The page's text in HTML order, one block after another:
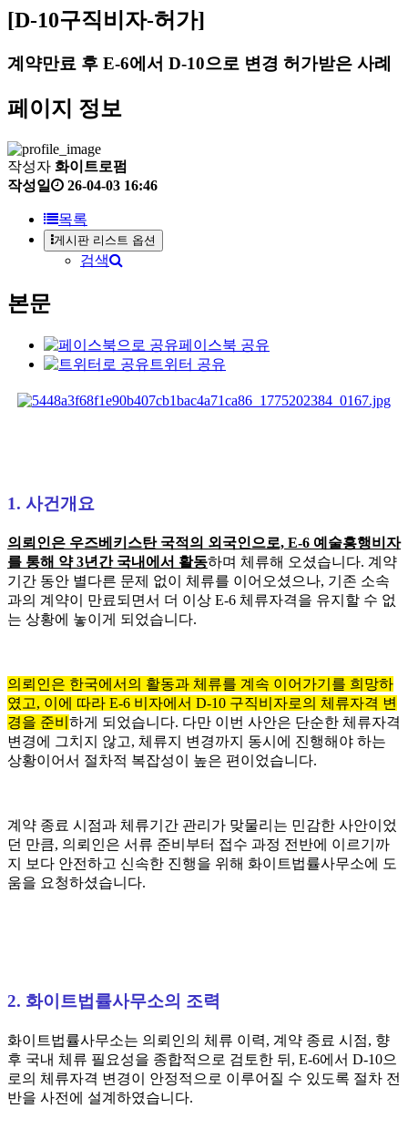
[D-10구직비자-허가]
계약만료 후 E-6에서 D-10으로 변경 허가받은 사례
페이지 정보
작성자 화이트로펌
작성일
26-04-03 16:46
목록
게시판 리스트 옵션
검색
본문
페이스북 공유
트위터 공유
1. 사건개요
의뢰인은 우즈베키스탄 국적의 외국인으로, E-6 예술흥행비자
를 통해 약 3년간 국내에서 활동하며 체류해 오셨습니다. 계약
기간 동안 별다른 문제 없이 체류를 이어오셨으나, 기존 소속
과의 계약이 만료되면서 더 이상 E-6 체류자격을 유지할 수 없
는 상황에 놓이게 되었습니다.
의뢰인은 한국에서의 활동과 체류를 계속 이어가기를 희망하
였고, 이에 따라 E-6 비자에서 D-10 구직비자로의 체류자격 변
경을 준비 하게 되었습니다. 다만 이번 사안은 단순한 체류자격
변경에 그치지 않고, 체류지 변경까지 동시에 진행해야 하는
상황이어서 절차적 복잡성이 높은 편이었습니다.
계약 종료 시점과 체류기간 관리가 맞물리는 민감한 사안이었
던 만큼, 의뢰인은 서류 준비부터 접수 과정 전반에 이르기까
지 보다 안전하고 신속한 진행을 위해 화이트법률사무소에 도
움을 요청하셨습니다.
2. 화이트법률사무소의 조력
화이트법률사무소는 의뢰인의 체류 이력, 계약 종료 시점, 향
후 국내 체류 필요성을 종합적으로 검토한 뒤, E-6에서 D-10으
로의 체류자격 변경이 안정적으로 이루어질 수 있도록 절차 전
반을 사전에 설계하였습니다.